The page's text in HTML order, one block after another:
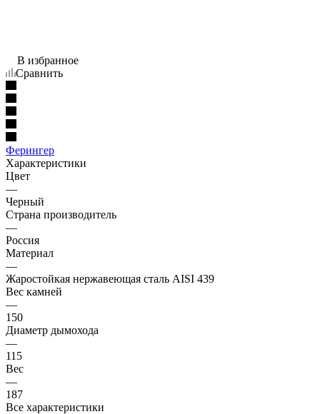
В избранное
Сравнить
Ферингер
Характеристики
Цвет
—
Черный
Страна производитель
—
Россия
Материал
—
Жаростойкая нержавеющая сталь AISI 439
Вес камней
—
150
Диаметр дымохода
—
115
Вес
—
187
Все характеристики